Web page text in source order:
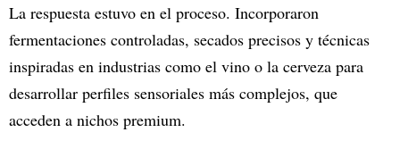
La respuesta estuvo en el proceso. Incorporaron
fermentaciones controladas, secados precisos y técnicas
inspiradas en industrias como el vino o la cerveza para
desarrollar perfiles sensoriales más complejos, que
acceden a nichos premium.